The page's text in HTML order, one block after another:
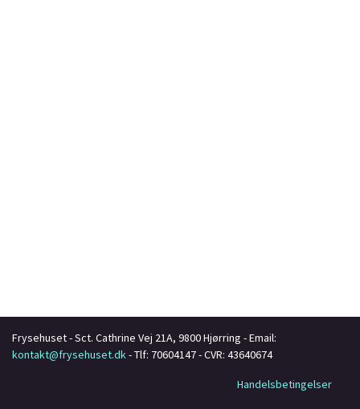
Frysehuset-Sct. Cathrine Vej 21A, 9800Hjørring - Email:
kontakt@frysehuset.dk- Tlf: 70604147- CVR: 43640674
Handelsbetingelser